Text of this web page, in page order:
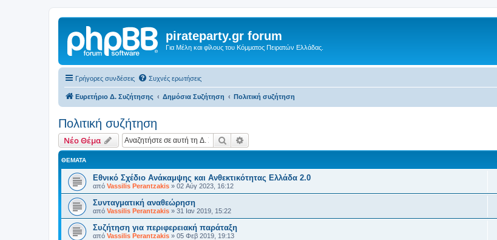
pirateparty.gr forum
Για Μέλη και φίλους του Κόμματος Πειρατών Ελλάδας.
Γρήγορες συνδέσεις Συχνές ερωτήσεις
Ευρετήριο Δ. Συζήτησης Δημόσια Συζήτηση Πολιτική συζήτηση
Πολιτική συζήτηση
Νέο Θέμα Αναζήτηση
ΘΈΜΑΤΑ
Eθνικό Σχέδιο Ανάκαμψης και Ανθεκτικότητας Ελλάδα 2.0
από Vassilis Perantzakis » 02 Αύγ 2023, 16:12
Συνταγματική αναθεώρηση
από Vassilis Perantzakis » 31 Ιαν 2019, 15:22
Συζήτηση για περιφερειακή παράταξη
από Vassilis Perantzakis » 05 Φεβ 2019, 19:13